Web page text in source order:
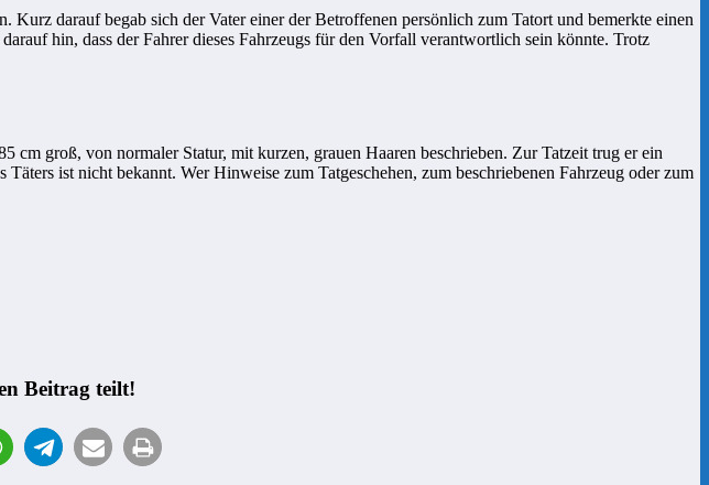
darauf begab sich der Vater einer der Betroffenen persönlich zum Tatort und bemerkte einen
hin, dass der Fahrer dieses Fahrzeugs für den Vorfall verantwortlich sein könnte. Trotz
groß, von normaler Statur, mit kurzen, grauen Haaren beschrieben. Zur Tatzeit trug er ein
ist nicht bekannt. Wer Hinweise zum Tatgeschehen, zum beschriebenen Fahrzeug oder zum
Beitrag teilt!